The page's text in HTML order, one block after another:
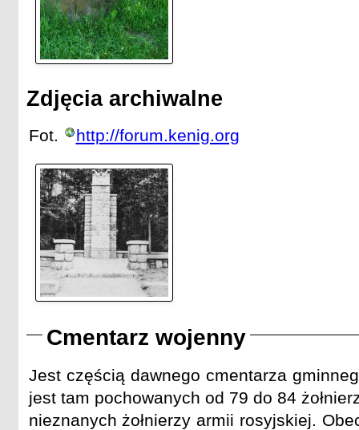
Zdjęcia archiwalne
Fot. http://forum.kenig.org
Cmentarz wojenny
Jest częścią dawnego cmentarza
jest tam pochowanych od 79 do 84
nieznanych żołnierzy armii rosyjskiej.